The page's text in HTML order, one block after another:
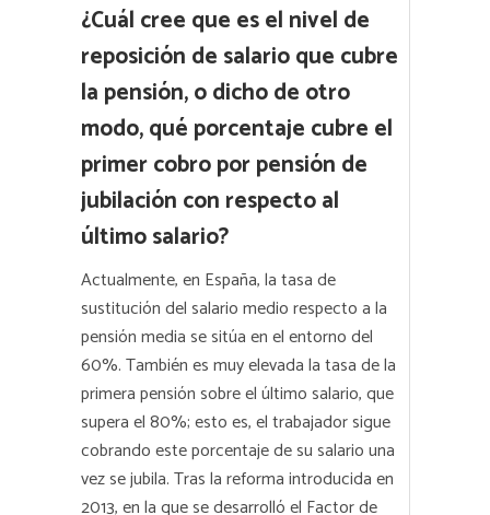
¿Cuál cree que es el nivel de
reposición de salario que cubre
la pensión, o dicho de otro
modo, qué porcentaje cubre el
primer cobro por pensión de
jubilación con respecto al
último salario?
Actualmente, en España, la tasa de
sustitución del salario medio respecto a la
pensión media se sitúa en el entorno del
60%. También es muy elevada la tasa de la
primera pensión sobre el último salario, que
supera el 80%; esto es, el trabajador sigue
cobrando este porcentaje de su salario una
vez se jubila. Tras la reforma introducida en
2013, en la que se desarrolló el Factor de